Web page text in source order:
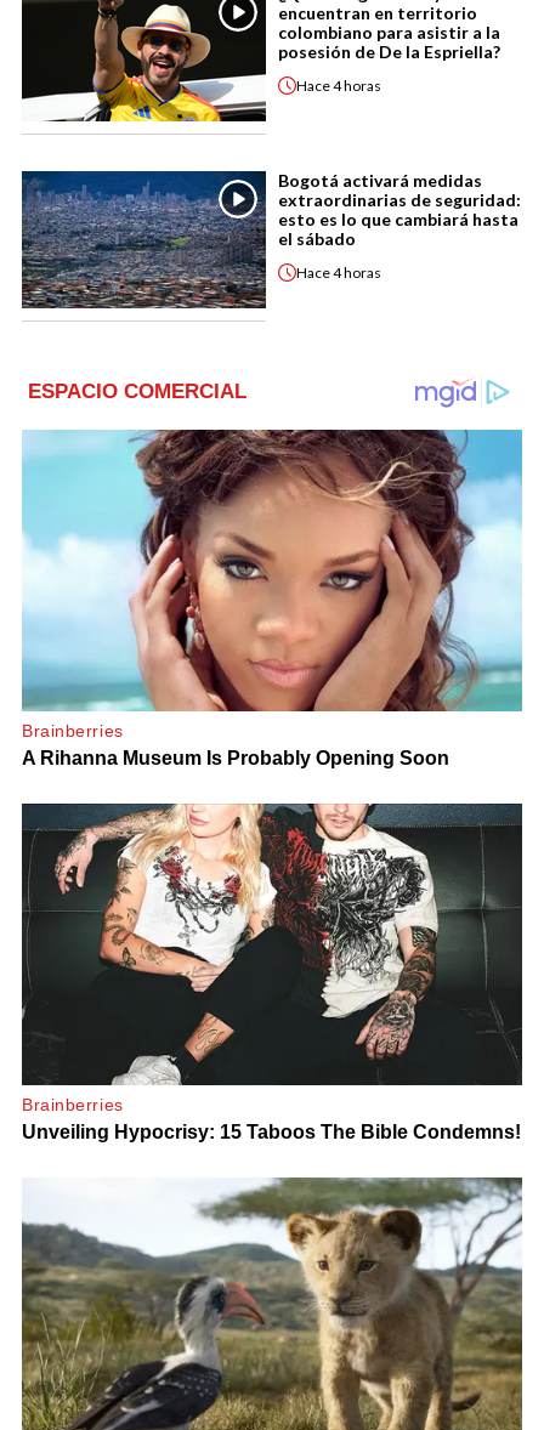
encuentran en territorio
colombiano para asistir a la
posesión de De la Espriella?
Hace4 horas
Bogotá activará medidas
extraordinarias de seguridad:
esto es lo que cambiará hasta
el sábado
Hace4 horas